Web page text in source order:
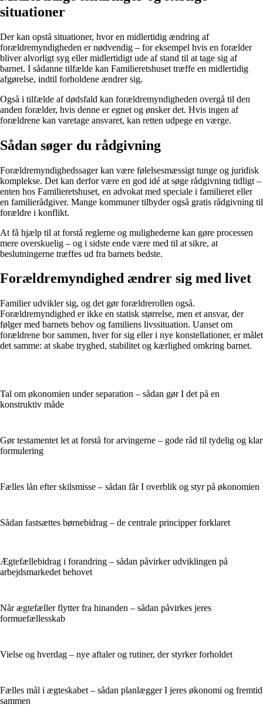
situationer
Der kan opstå situationer, hvor en midlertidig ændring af
forældremyndigheden er nødvendig – for eksempel hvis en forælder
bliver alvorligt syg eller midlertidigt ude af stand til at tage sig af
barnet. I sådanne tilfælde kan Familieretshuset træffe en midlertidig
afgørelse, indtil forholdene ændrer sig.
Også i tilfælde af dødsfald kan forældremyndigheden overgå til den
anden forælder, hvis denne er egnet og ønsker det. Hvis ingen af
forældrene kan varetage ansvaret, kan retten udpege en værge.
Sådan søger du rådgivning
Forældremyndighedssager kan være følelsesmæssigt tunge og juridisk
komplekse. Det kan derfor være en god idé at søge rådgivning tidligt –
enten hos Familieretshuset, en advokat med speciale i familieret eller
en familierådgiver. Mange kommuner tilbyder også gratis rådgivning til
forældre i konflikt.
At få hjælp til at forstå reglerne og mulighederne kan gøre processen
mere overskuelig – og i sidste ende være med til at sikre, at
beslutningerne træffes ud fra barnets bedste.
Forældremyndighed ændrer sig med livet
Familier udvikler sig, og det gør forældrerollen også.
Forældremyndighed er ikke en statisk størrelse, men et ansvar, der
følger med barnets behov og familiens livssituation. Uanset om
forældrene bor sammen, hver for sig eller i nye konstellationer, er målet
det samme: at skabe tryghed, stabilitet og kærlighed omkring barnet.
Tal om økonomien under separation – sådan gør I det på en
konstruktiv måde
Gør testamentet let at forstå for arvingerne – gode råd til tydelig og klar
formulering
Fælles lån efter skilsmisse – sådan får I overblik og styr på økonomien
Sådan fastsættes børnebidrag – de centrale principper forklaret
Ægtefællebidrag i forandring – sådan påvirker udviklingen på
arbejdsmarkedet behovet
Når ægtefæller flytter fra hinanden – sådan påvirkes jeres
formuefællesskab
Vielse og hverdag – nye aftaler og rutiner, der styrker forholdet
Fælles mål i ægteskabet – sådan planlægger I jeres økonomi og fremtid
sammen